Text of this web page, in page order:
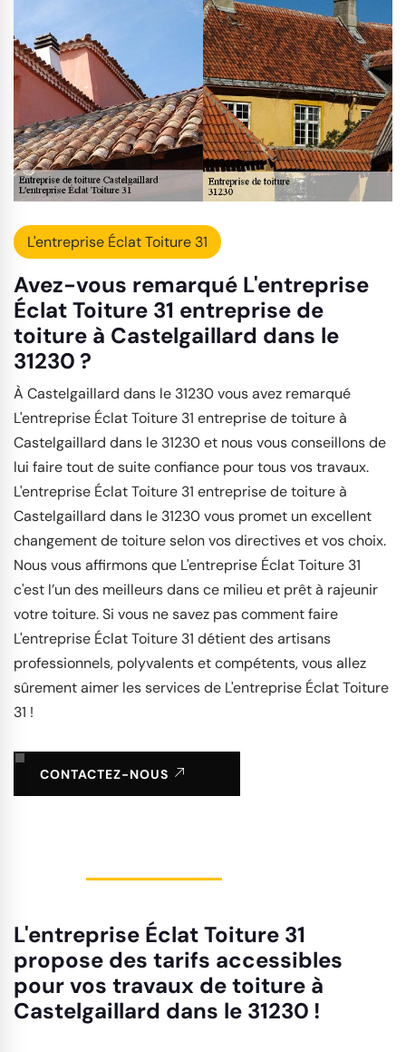
L'entreprise Éclat Toiture 31
Avez-vous remarqué L'entreprise
Éclat Toiture 31 entreprise de
toiture à Castelgaillard dans le
31230 ?
À Castelgaillard dans le 31230 vous avez remarqué
L'entreprise Éclat Toiture 31 entreprise de toiture à
Castelgaillard dans le 31230 et nous vous conseillons de
lui faire tout de suite confiance pour tous vos travaux.
L'entreprise Éclat Toiture 31 entreprise de toiture à
Castelgaillard dans le 31230 vous promet un excellent
changement de toiture selon vos directives et vos choix.
Nous vous affirmons que L'entreprise Éclat Toiture 31
c'est l’un des meilleurs dans ce milieu et prêt à rajeunir
votre toiture. Si vous ne savez pas comment faire
L'entreprise Éclat Toiture 31 détient des artisans
professionnels, polyvalents et compétents, vous allez
sûrement aimer les services de L'entreprise Éclat Toiture
31 !
CONTACTEZ-NOUS
L'entreprise Éclat Toiture 31
propose des tarifs accessibles
pour vos travaux de toiture à
Castelgaillard dans le 31230 !